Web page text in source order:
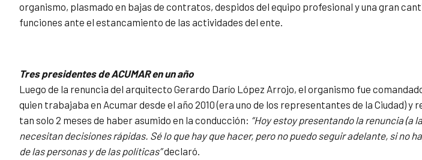
organismo, plasmado en bajas de contratos, despidos del equipo profesional y una gran
funciones ante el estancamiento de las actividades del ente.
Tres presidentes de ACUMAR en un año
Luego de la renuncia del arquitecto Gerardo Darío López Arrojo, el organismo fue
quien trabajaba en Acumar desde el año 2010 (era uno de los representantes de la Ciudad) y
tan solo 2 meses de haber asumido en la conducción: “Hoy estoy presentando la renuncia (a
necesitan decisiones rápidas. Sé lo que hay que hacer, pero no puedo seguir adelante, si no
de las personas y de las políticas”declaró.